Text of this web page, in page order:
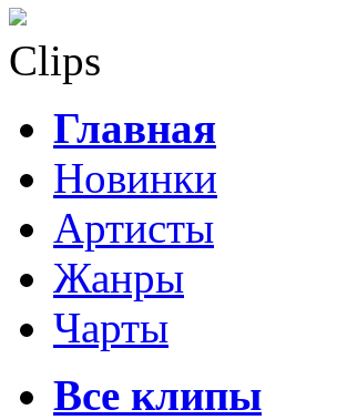
Clips
Главная
Новинки
Артисты
Жанры
Чарты
Все клипы